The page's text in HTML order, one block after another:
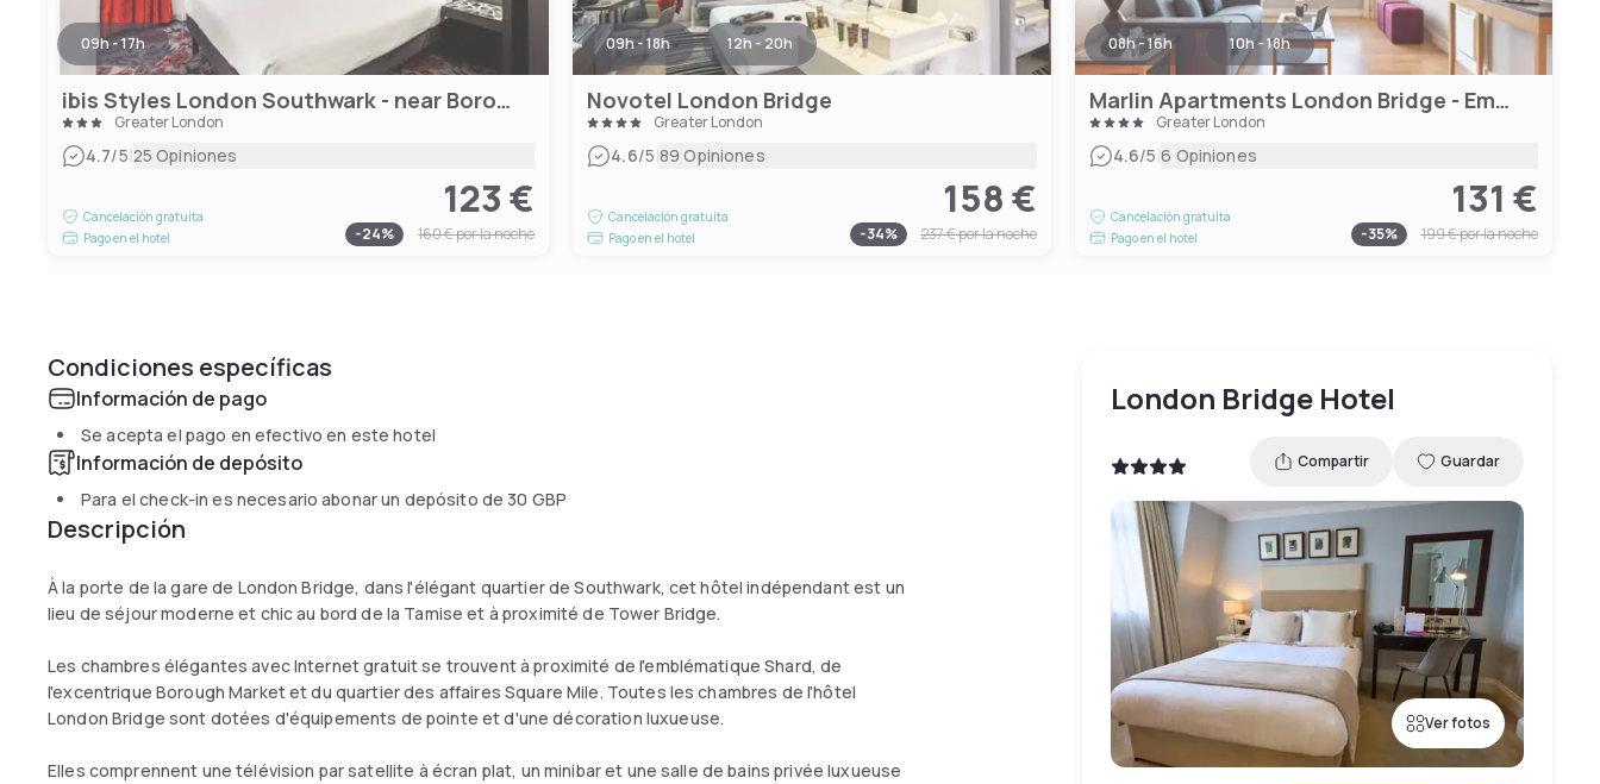
09h - 17h
ibis Styles London Southwark - near Borough Market
Greater London
4.7/5|25 Opiniones
Cancelación gratuita
Pago en el hotel
123 €
-24% 160 €por la noche
09h - 18h 12h - 20h
Novotel London Bridge
Greater London
4.6/5|89 Opiniones
Cancelación gratuita
Pago en el hotel
158 €
-34% 237 €por la noche
08h - 16h 10h - 18h
Marlin Apartments London Bridge - Empire Square
Greater London
4.6/5|6 Opiniones
Cancelación gratuita
Pago en el hotel
131 €
-35% 199 €por la noche
Condiciones específicas
Información de pago
Se acepta el pago en efectivo en este hotel
Información de depósito
Para el check-in es necesario abonar un depósito de 30 GBP
Descripción
À la porte de la gare de London Bridge, dans l'élégant quartier de Southwark, cet hôtel indépendant est un
lieu de séjour moderne et chic au bord de la Tamise et à proximité de Tower Bridge.
Les chambres élégantes avec Internet gratuit se trouvent à proximité de l'emblématique Shard, de
l'excentrique Borough Market et du quartier des affaires Square Mile. Toutes les chambres de l'hôtel
London Bridge sont dotées d'équipements de pointe et d'une décoration luxueuse.
Elles comprennent une télévision par satellite à écran plat, un minibar et une salle de bains privée luxueuse
London Bridge Hotel
Compartir Guardar
Ver fotos